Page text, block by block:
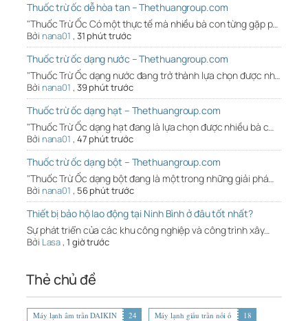
Thuốc trừ ốc dễ hòa tan – Thethuangroup.com
"Thuốc Trừ Ốc Có một thực tế mà nhiều bà con từng gặp p…
Bởi nana01 , 31 phút trước
Thuốc trừ ốc dạng nước – Thethuangroup.com
"Thuốc Trừ Ốc dạng nước đang trở thành lựa chọn được nh…
Bởi nana01 , 39 phút trước
Thuốc trừ ốc dạng hạt – Thethuangroup.com
"Thuốc Trừ Ốc dạng hạt đang là lựa chọn được nhiều bà c…
Bởi nana01 , 47 phút trước
Thuốc trừ ốc dạng bột – Thethuangroup.com
"Thuốc Trừ Ốc dạng bột đang là một trong những giải phá…
Bởi nana01 , 56 phút trước
Thiết bị bảo hộ lao động tại Ninh Bình ở đâu tốt nhất?
Sự phát triển của các khu công nghiệp và công trình xây…
Bởi Lasa, 1 giờ trước
Thẻ chủ đề
Máy lạnh âm trần DAIKIN 24 Máy lạnh giấu trần nối ố
18